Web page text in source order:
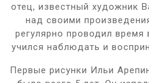
отец, известный художник
над своими
регулярно проводил время
учился наблюдать и
Первые рисунки Ильи